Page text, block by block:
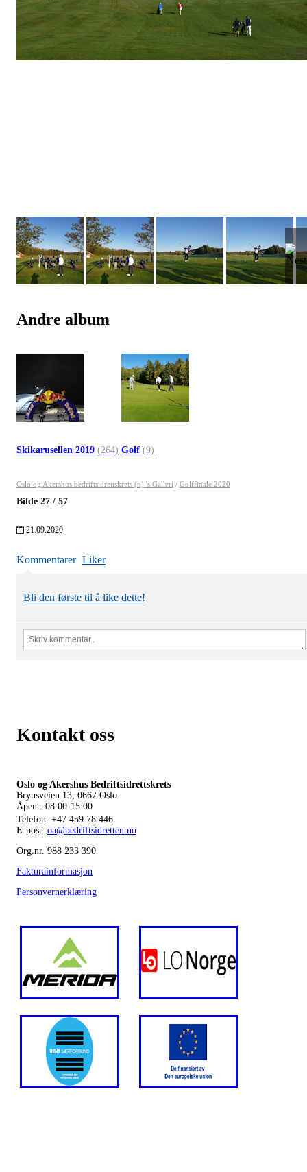
Andre album
Skikarusellen 2019 (264) Golf (9)
Oslo og Akershus bedriftsidrettskrets (n) 's Galleri / Golffinale 2020
Bilde 27 / 57
21.09.2020
Kommentarer Liker
Bli den første til å like dette!
Kontakt oss
Oslo og Akershus Bedriftsidrettskrets
Brynsveien 13, 0667 Oslo
Åpent: 08.00-15.00
Telefon: +47 459 78 446
E-post: oa@bedriftsidretten.no
Org.nr. 988 233 390
Fakturainformasjon
Personvernerklæring